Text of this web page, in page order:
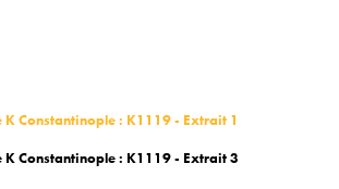
Constantinople: K1119 - Extrait 1
Constantinople: K1119 - Extrait 3